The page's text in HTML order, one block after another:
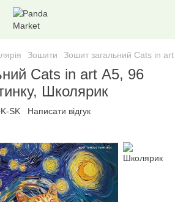
Зошити Зошит загальний Cats in
Cats in art А5, 96
Школярик
SK Написати відгук